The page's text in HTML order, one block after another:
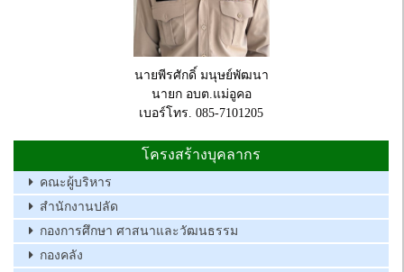
นายพีรศักดิ์ มนุษย์พัฒนา
นายก อบต.แม่อูคอ
เบอร์โทร. 085-7101205
โครงสร้างบุคลากร
คณะผู้บริหาร
สำนักงานปลัด
กองการศึกษา ศาสนาและวัฒนธรรม
กองคลัง